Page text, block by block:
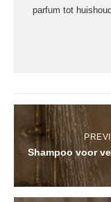
parfum tot
Shampoo voor